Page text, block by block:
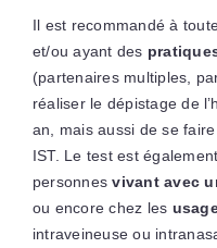
Il est recommandé à
et/ou ayant des
(partenaires multiples,
réaliser le dépistage de
an, mais aussi de se
IST. Le test est
personnesvivant avec
ou encore chez les
intraveineuse ou